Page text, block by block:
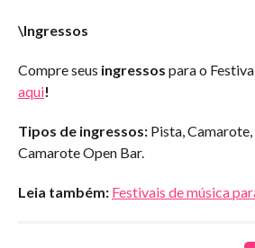
\Ingressos
Compre seus ingressos para o
aqui!
Tipos de ingressos: Pista,
Camarote Open Bar.
Leia também: Festivais de música